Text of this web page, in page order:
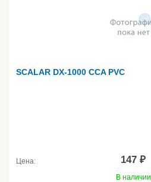
SCALAR DX-1000 CCA PVC
Цена: 147 ₽
В наличии